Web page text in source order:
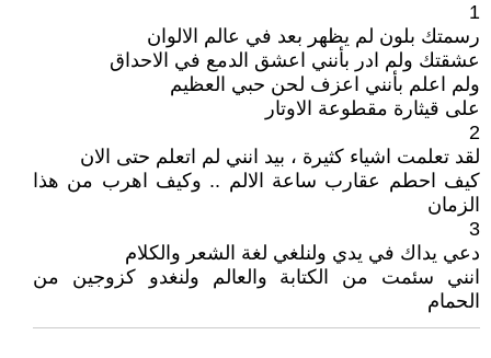
1
رسمتك بلون لم يظهر بعد في عالم الالوان
عشقتك ولم ادر بأنني اعشق الدمع في الاحداق
ولم اعلم بأنني اعزف لحن حبي العظيم
على قيثارة مقطوعة الاوتار
2
لقد تعلمت اشياء كثيرة ، بيد انني لم اتعلم حتى الان
كيف احطم عقارب ساعة الالم .. وكيف اهرب من هذا
الزمان
3
دعي يداك في يدي ولنلغي لغة الشعر والكلام
انني سئمت من الكتابة والعالم ولنغدو كزوجين من
الحمام